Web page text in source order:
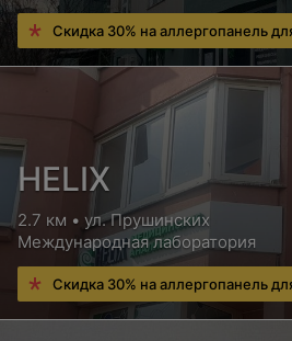
Скидка 30% на аллергопанель
HELIX
2.7 км • ул. Прушинских
Международная лаборатория
Скидка 30% на аллергопанель